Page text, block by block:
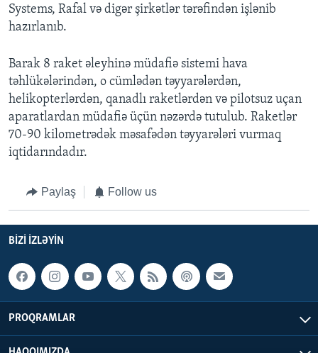
Systems, Rafal və digər şirkətlər tərəfindən işlənib
hazırlanıb.
Barak 8 raket əleyhinə müdafiə sistemi hava
təhlükələrindən, o cümlədən təyyarələrdən,
helikopterlərdən, qanadlı raketlərdən və pilotsuz uçan
aparatlardan müdafiə üçün nəzərdə tutulub. Raketlər
70-90 kilometrədək məsafədən təyyarələri vurmaq
iqtidarındadır.
Paylaş Follow us
BIZI IZLƏYIN
PROQRAMLAR